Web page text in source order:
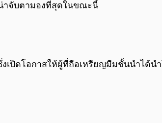
น่าจับตามองที่สุดในขณะนี้
ปิดโอกาสให้ผู้ที่ถือเหรียญมีมชั้นนำได้นำโ